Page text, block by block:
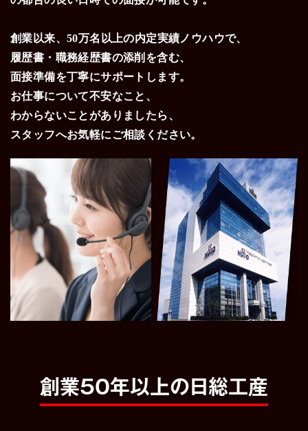
創業以来、50万名以上の内定実績ノウハウで、
履歴書・職務経歴書の添削を含む、
面接準備を丁寧にサポートします。
お仕事について不安なこと、
わからないことがありましたら、
スタッフへお気軽にご相談ください。
創業50年以上の日総工産